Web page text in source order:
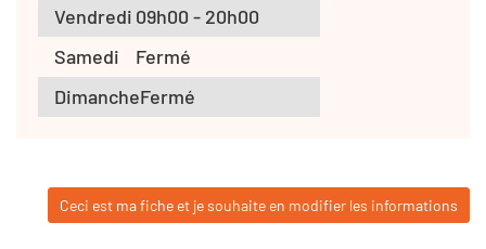
Vendredi 09h00 - 20h00
Samedi
Fermé
DimancheFermé
Ceci est ma fiche et je souhaite en modifier les informations